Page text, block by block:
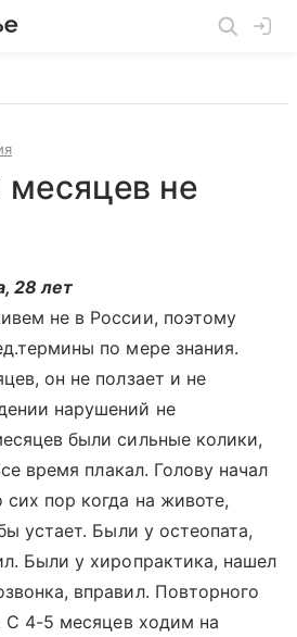
месяцев не
28 лет
не в России, поэтому
по мере знания.
он не ползает и не
нарушений не
были сильные колики,
время плакал. Голову начал
пор когда на животе,
устает. Были у остеопата,
Были у хиропрактика, нашел
вправил. Повторного
С 4-5 месяцев ходим на